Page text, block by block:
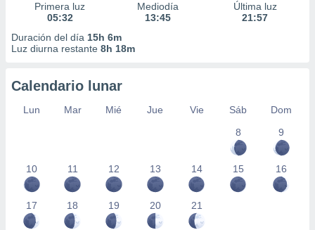
Primera luz
05:32
Mediodía
13:45
Última luz
21:57
Duración del día 15h 6m
Luz diurna restante 8h 18m
Calendario lunar
Lun Mar Mié Jue Vie Sáb
Dom
8
9
10 11 12 13 14 15 16
17 18 19 20 21